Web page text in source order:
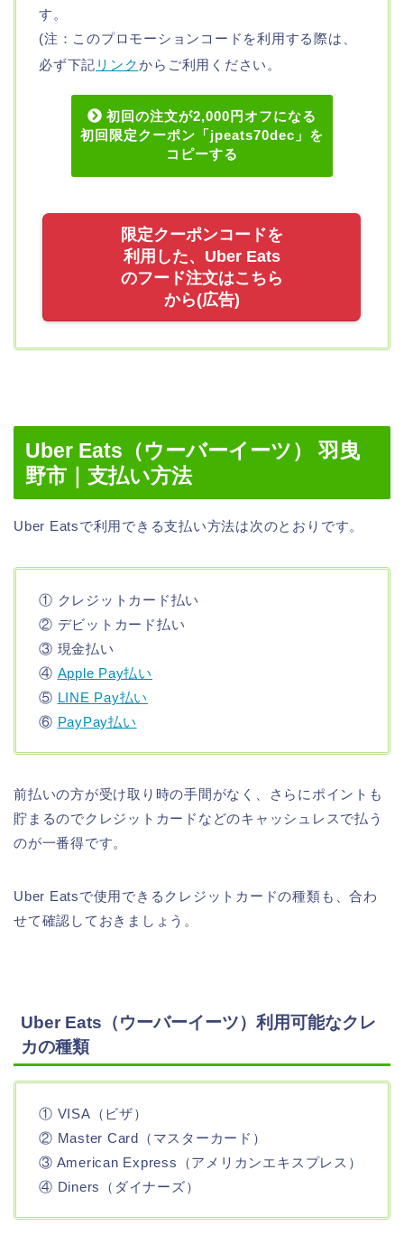
す。
(注：このプロモーションコードを利用する際は、
必ず下記 リンクからご利用ください。
初回の注文が2,000円オフになる
初回限定クーポン「jpeats70dec」を
コピーする
限定クーポンコードを
利用した、Uber Eats
のフード注文はこちら
から(広告)
Uber Eats（ウーバーイーツ） 羽曳
野市｜支払い方法
Uber Eatsで利用できる支払い方法は次のとおりです。
① クレジットカード払い
② デビットカード払い
③ 現金払い
④ Apple Pay払い
⑤ LINE Pay払い
⑥ PayPay払い
前払いの方が受け取り時の手間がなく、さらにポイントも
貯まるのでクレジットカードなどのキャッシュレスで払う
のが一番得です。
Uber Eatsで使用できるクレジットカードの種類も、合わ
せて確認しておきましょう。
Uber Eats（ウーバーイーツ）利用可能なクレ
カの種類
① VISA（ビザ）
② Master Card（マスターカード）
③ American Express（アメリカンエキスプレス）
④ Diners（ダイナーズ）